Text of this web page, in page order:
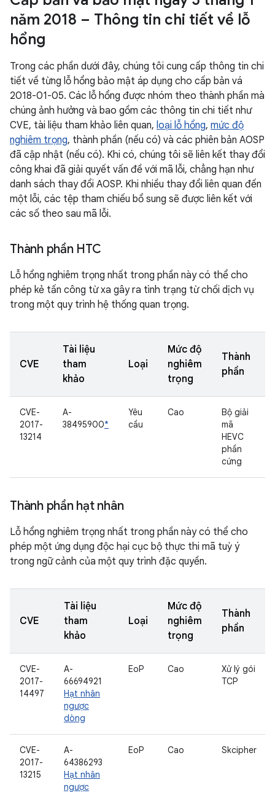
năm 2018 – Thông tin chi tiết về lỗ
hổng
Trong các phần dưới đây, chúng tôi cung cấp thông tin chi
tiết về từng lỗ hổng bảo mật áp dụng cho cấp bản vá
2018-01-05. Các lỗ hổng được nhóm theo thành phần mà
chúng ảnh hưởng và bao gồm các thông tin chi tiết như
CVE, tài liệu tham khảo liên quan, loại lỗ hổng, mức độ
nghiêm trọng, thành phần (nếu có) và các phiên bản AOSP
đã cập nhật (nếu có). Khi có, chúng tôi sẽ liên kết thay đổi
công khai đã giải quyết vấn đề với mã lỗi, chẳng hạn như
danh sách thay đổi AOSP. Khi nhiều thay đổi liên quan đến
một lỗi, các tệp tham chiếu bổ sung sẽ được liên kết với
các số theo sau mã lỗi.
Thành phần HTC
Lỗ hổng nghiêm trọng nhất trong phần này có thể cho
phép kẻ tấn công từ xa gây ra tình trạng từ chối dịch vụ
trong một quy trình hệ thống quan trọng.
CVE
Tài liệu
tham
khảo
Loại
Mức độ
nghiêm
trọng
Thành
phần
CVE-
2017-
13214
A-
38495900*
Yêu
cầu
Cao
Bộ giải
mã
HEVC
phần
cứng
Thành phần hạt nhân
Lỗ hổng nghiêm trọng nhất trong phần này có thể cho
phép một ứng dụng độc hại cục bộ thực thi mã tuỳ ý
trong ngữ cảnh của một quy trình đặc quyền.
CVE
Tài liệu
tham
khảo
Loại
Mức độ
nghiêm
trọng
Thành
phần
CVE-
2017-
14497
A-
66694921
Hạt nhân
ngược
dòng
EoP Cao
Xử lý gói
TCP
CVE-
2017-
13215
A-
64386293
Hạt nhân
ngược
EoP Cao Skcipher